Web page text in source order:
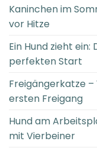
Kaninchen im
vor Hitze
Ein Hund zieht
perfekten Start
Freigängerkatze –
ersten Freigang
Hund am
mit Vierbeiner